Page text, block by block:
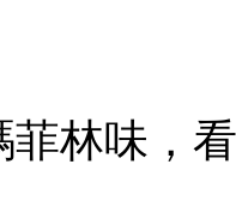
菲林味，